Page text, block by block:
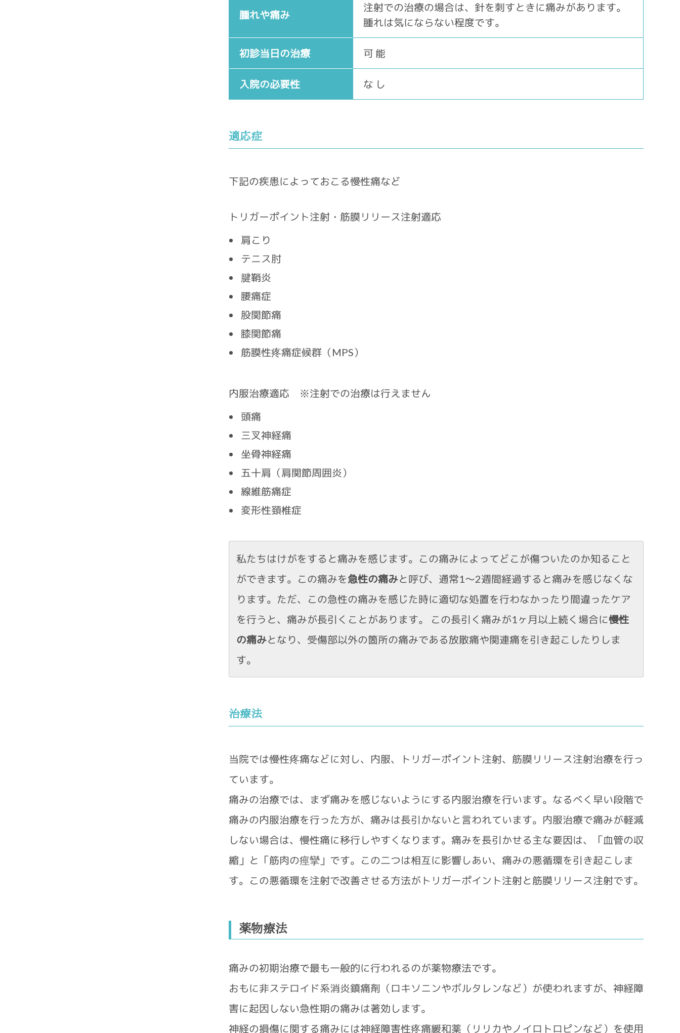
腫れや痛み
注射での治療の場合は、針を刺すときに痛みがあります。
腫れは気にならない程度です。
初診当日の治療 可 能
入院の必要性 な し
適応症
下記の疾患によっておこる慢性痛など
トリガーポイント注射・筋膜リリース注射適応
肩こり
テニス肘
腱鞘炎
腰痛症
股関節痛
膝関節痛
筋膜性疼痛症候群（MPS）
内服治療適応 ※注射での治療は行えません
頭痛
三叉神経痛
坐骨神経痛
五十肩（肩関節周囲炎）
線維筋痛症
変形性頚椎症
私たちはけがをすると痛みを感じます。この痛みによってどこが傷ついたのか知ること
ができます。この痛みを急性の痛みと呼び、通常1～2週間経過すると痛みを感じなくな
ります。ただ、この急性の痛みを感じた時に適切な処置を行わなかったり間違ったケア
を行うと、痛みが長引くことがあります。 この長引く痛みが1ヶ月以上続く場合に慢性
の痛みとなり、受傷部以外の箇所の痛みである放散痛や関連痛を引き起こしたりしま
す。
治療法
当院では慢性疼痛などに対し、内服、トリガーポイント注射、筋膜リリース注射治療を行っ
ています。
痛みの治療では、まず痛みを感じないようにする内服治療を行います。なるべく早い段階で
痛みの内服治療を行った方が、痛みは長引かないと言われています。内服治療で痛みが軽減
しない場合は、慢性痛に移行しやすくなります。痛みを長引かせる主な要因は、「血管の収
縮」と「筋肉の痙攣」です。この二つは相互に影響しあい、痛みの悪循環を引き起こしま
す。この悪循環を注射で改善させる方法がトリガーポイント注射と筋膜リリース注射です。
薬物療法
痛みの初期治療で最も一般的に行われるのが薬物療法です。
おもに非ステロイド系消炎鎮痛剤（ロキソニンやボルタレンなど）が使われますが、神経障
害に起因しない急性期の痛みは著効します。
神経の損傷に関する痛みには神経障害性疼痛緩和薬（リリカやノイロトロピンなど）を使用